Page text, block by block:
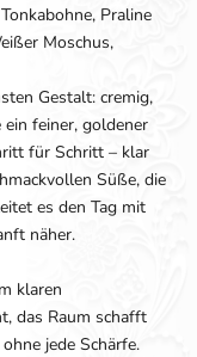
Praline
Moschus,
Gestalt: cremig,
feiner, goldener
für Schritt – klar
Süße, die
es den Tag mit
näher.
klaren
das Raum schafft
jede Schärfe.